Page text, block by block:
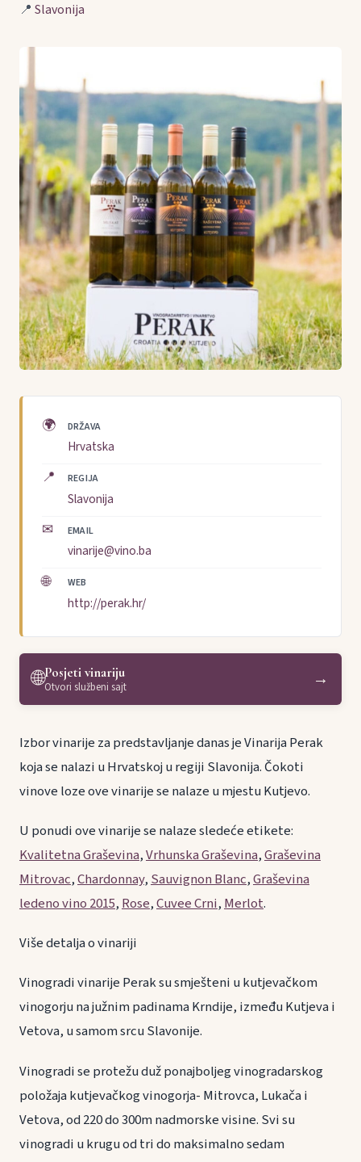
📍 Slavonija
🌍 DRŽAVA
Hrvatska
📍 REGIJA
Slavonija
✉ EMAIL
vinarije@vino.ba
🌐 WEB
http://perak.hr/
🌐Posjeti vinariju
Otvori službeni sajt →
Izbor vinarije za predstavljanje danas je Vinarija Perak
koja se nalazi u Hrvatskoj u regiji Slavonija. Čokoti
vinove loze ove vinarije se nalaze u mjestu Kutjevo.
U ponudi ove vinarije se nalaze sledeće etikete:
Kvalitetna Graševina,Vrhunska Graševina,Graševina
Mitrovac,Chardonnay,Sauvignon Blanc,Graševina
ledeno vino 2015,Rose,Cuvee Crni,Merlot.
Više detalja o vinariji
Vinogradi vinarije Perak su smješteni u kutjevačkom
vinogorju na južnim padinama Krndije, između Kutjeva i
Vetova, u samom srcu Slavonije.
Vinogradi se protežu duž ponajboljeg vinogradarskog
položaja kutjevačkog vinogorja- Mitrovca, Lukača i
Vetova, od 220 do 300m nadmorske visine. Svi su
vinogradi u krugu od tri do maksimalno sedam